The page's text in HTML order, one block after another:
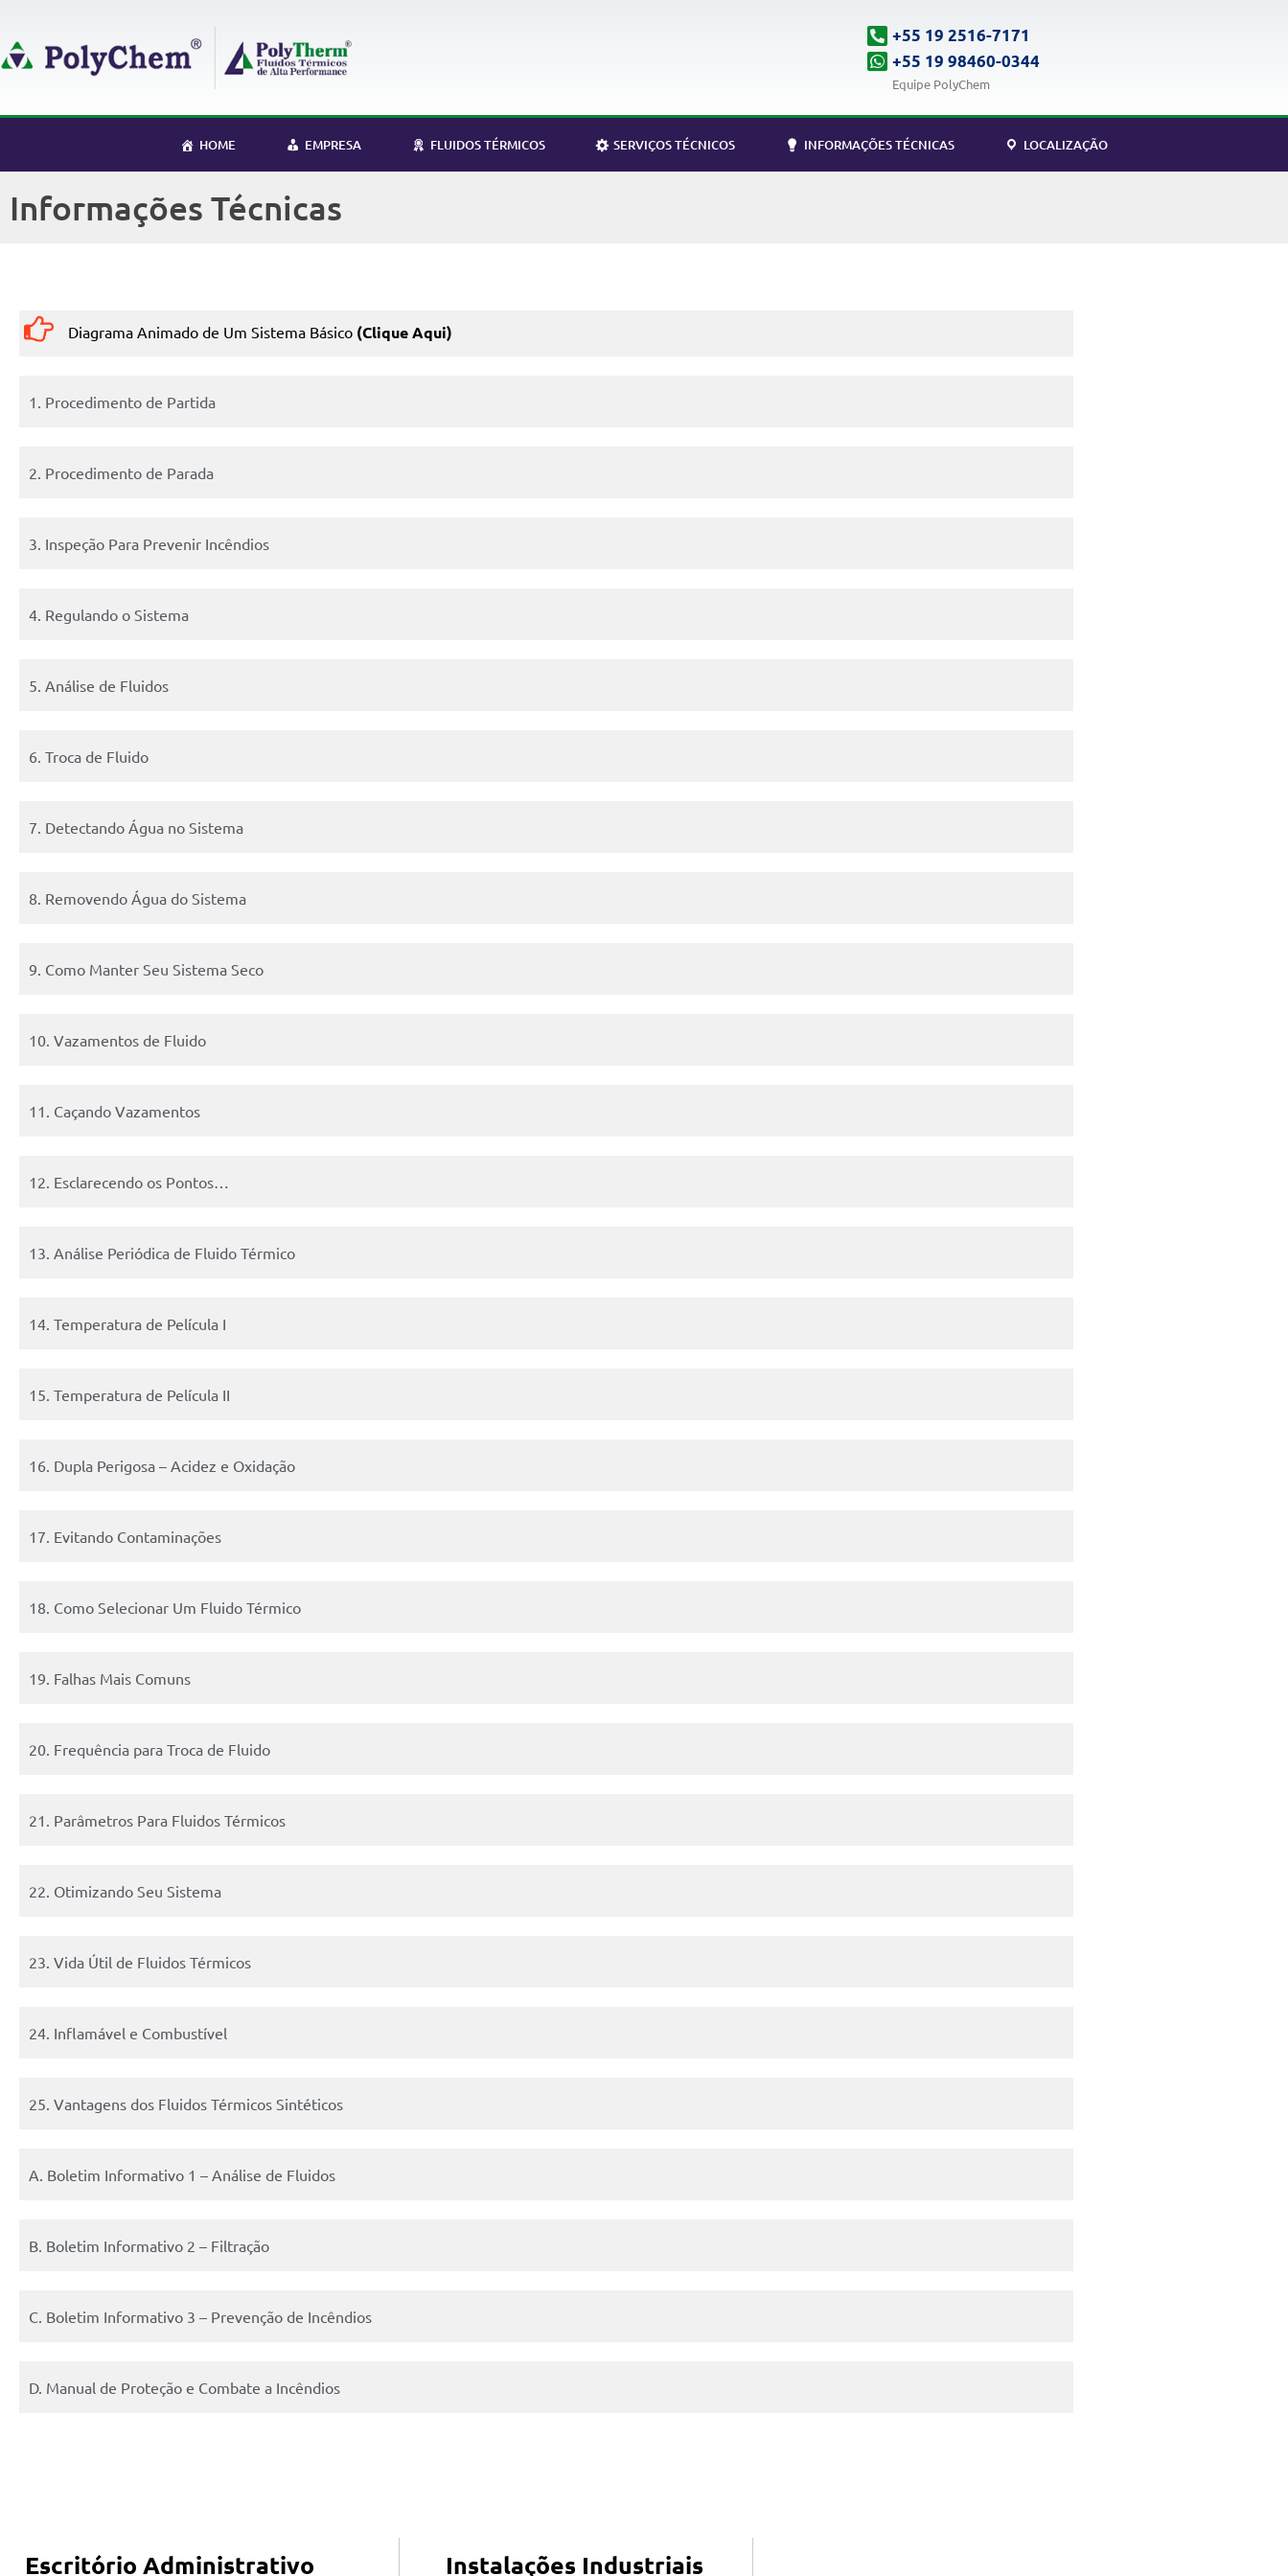
+55 19 2516-7171
+55 19 98460-0344
Equipe PolyChem
HOME EMPRESA FLUIDOS TÉRMICOS SERVIÇOS TÉCNICOS INFORMAÇÕES TÉCNICAS LOCALIZAÇÃO
Informações Técnicas
Diagrama Animado de Um Sistema Básico (Clique Aqui)
1. Procedimento de Partida
2. Procedimento de Parada
3. Inspeção Para Prevenir Incêndios
4. Regulando o Sistema
5. Análise de Fluidos
6. Troca de Fluido
7. Detectando Água no Sistema
8. Removendo Água do Sistema
9. Como Manter Seu Sistema Seco
10. Vazamentos de Fluido
11. Caçando Vazamentos
12. Esclarecendo os Pontos…
13. Análise Periódica de Fluido Térmico
14. Temperatura de Película I
15. Temperatura de Película II
16. Dupla Perigosa – Acidez e Oxidação
17. Evitando Contaminações
18. Como Selecionar Um Fluido Térmico
19. Falhas Mais Comuns
20. Frequência para Troca de Fluido
21. Parâmetros Para Fluidos Térmicos
22. Otimizando Seu Sistema
23. Vida Útil de Fluidos Térmicos
24. Inflamável e Combustível
25. Vantagens dos Fluidos Térmicos Sintéticos
A. Boletim Informativo 1 – Análise de Fluidos
B. Boletim Informativo 2 – Filtração
C. Boletim Informativo 3 – Prevenção de Incêndios
D. Manual de Proteção e Combate a Incêndios
Escritório Administrativo Instalações Industriais